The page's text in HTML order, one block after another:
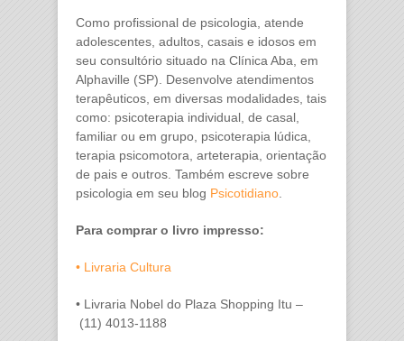
Como profissional de psicologia, atende
adolescentes, adultos, casais e idosos em
seu consultório situado na Clínica Aba, em
Alphaville (SP). Desenvolve atendimentos
terapêuticos, em diversas modalidades, tais
como: psicoterapia individual, de casal,
familiar ou em grupo, psicoterapia lúdica,
terapia psicomotora, arteterapia, orientação
de pais e outros. Também escreve sobre
psicologia em seu blog Psicotidiano
Para comprar o livro impresso:
• Livraria Cultura
• Livraria Nobel do Plaza Shopping Itu –
(11) 4013-1188